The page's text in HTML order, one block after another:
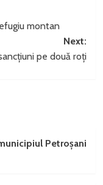
montan
Next:
pe două roți
Petroșani